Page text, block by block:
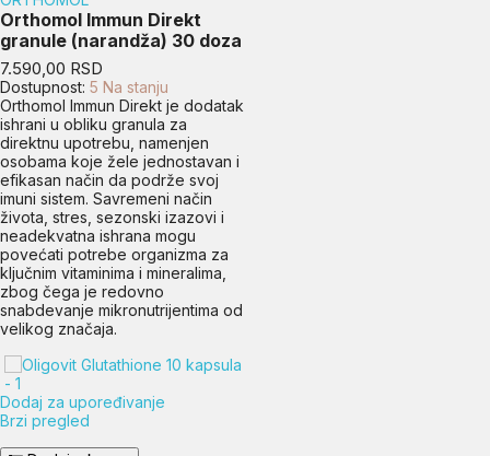
Orthomol Immun Direkt
granule (narandža) 30 doza
Cena
7.590,00 RSD
Dostupnost: 5 Na stanju
Orthomol Immun Direkt je dodatak
ishrani u obliku granula za
direktnu upotrebu, namenjen
osobama koje žele jednostavan i
efikasan način da podrže svoj
imuni sistem. Savremeni način
života, stres, sezonski izazovi i
neadekvatna ishrana mogu
povećati potrebe organizma za
ključnim vitaminima i mineralima,
zbog čega je redovno
snabdevanje mikronutrijentima od
velikog značaja.
Dodaj za upoređivanje
Brzi pregled